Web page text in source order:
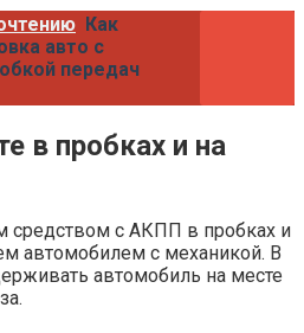
Как
авто с
передач
в пробках и на
средством с АКПП в пробках и
автомобилем с механикой. В
автомобиль на месте